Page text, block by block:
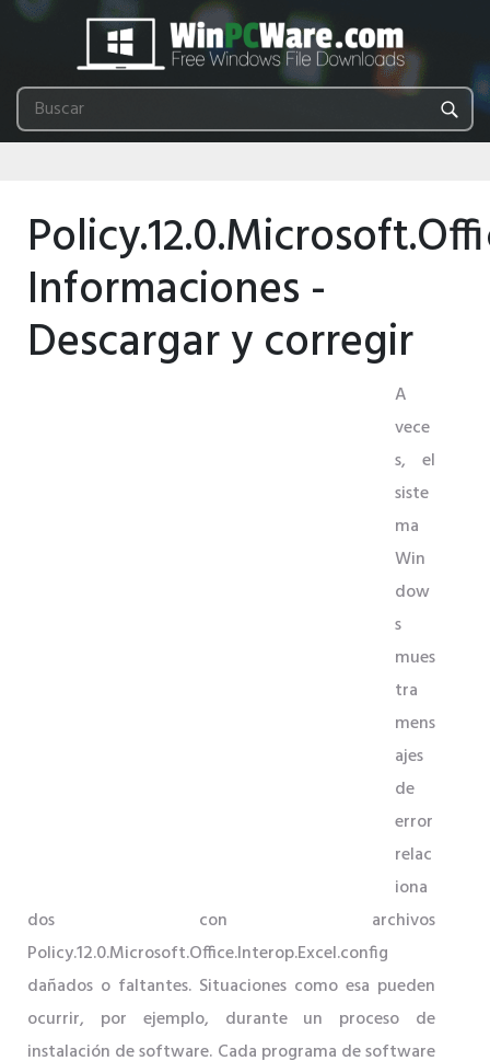
Informaciones -
Descargar y corregir
A
vece
s, el
siste
ma
Win
dow
s
mues
tra
mens
ajes
de
error
relac
iona
dos con archivos
Policy.12.0.Microsoft.Office.Interop.Excel.config
dañados o faltantes. Situaciones como esa pueden
ocurrir, por ejemplo, durante un proceso de
instalación de software. Cada programa de software